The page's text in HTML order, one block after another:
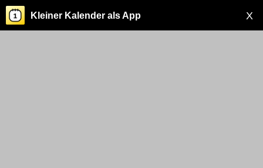
X
Kleiner Kalender als App